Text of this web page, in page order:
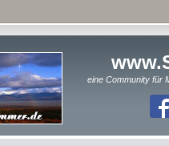
eine Community für